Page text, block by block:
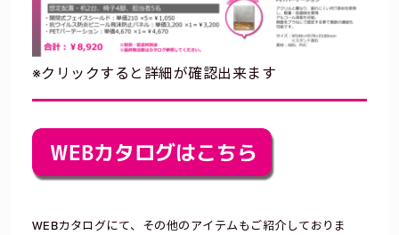
※クリックすると詳細が確認出来ます
WEBカタログにて、その他のアイテムもご紹介しておりま